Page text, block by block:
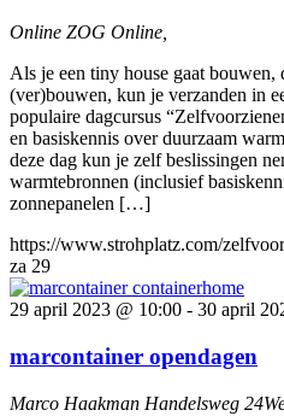
Online ZOG Online,
Als je een tiny house gaat
(ver)bouwen, kun je verzanden in
populaire dagcursus
en basiskennis over duurzaam
deze dag kun je zelf beslissingen
warmtebronnen (inclusief
zonnepanelen […]
https://www.strohplatz.com/
za 29
29 april 2023 @ 10:00 - 30 april
marcontainer opendagen
Marco Haakman Handelsweg